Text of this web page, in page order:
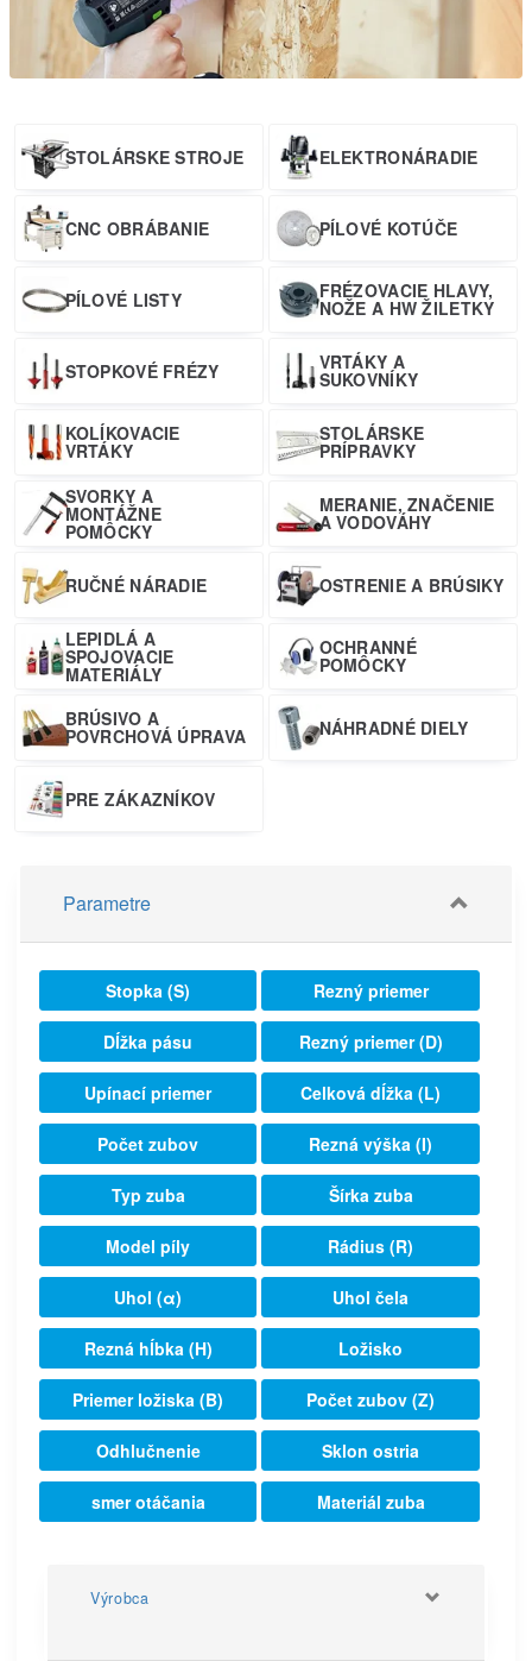
STOLÁRSKE STROJE ELEKTRONÁRADIE
CNC OBRÁBANIE PÍLOVÉ KOTÚČE
PÍLOVÉ LISTY FRÉZOVACIE HLAVY,
NOŽE A HW ŽILETKY
STOPKOVÉ FRÉZY VRTÁKY A
SUKOVNÍKY
KOLÍKOVACIE
VRTÁKY
STOLÁRSKE
PRÍPRAVKY
SVORKY A
MONTÁŽNE
POMÔCKY
MERANIE, ZNAČENIE
A VODOVÁHY
RUČNÉ NÁRADIE OSTRENIE A BRÚSIKY
LEPIDLÁ A
SPOJOVACIE
MATERIÁLY
OCHRANNÉ
POMÔCKY
BRÚSIVO A
POVRCHOVÁ ÚPRAVA NÁHRADNÉ DIELY
PRE ZÁKAZNÍKOV
Parametre
Stopka (S) Rezný priemer
Dĺžka pásu Rezný priemer (D)
Upínací priemer Celková dĺžka (L)
Počet zubov Rezná výška (I)
Typ zuba Šírka zuba
Model píly Rádius (R)
Uhol (α) Uhol čela
Rezná hĺbka (H) Ložisko
Priemer ložiska (B) Počet zubov (Z)
Odhlučnenie Sklon ostria
smer otáčania Materiál zuba
Výrobca